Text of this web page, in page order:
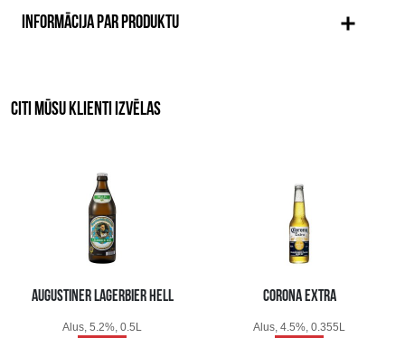
INFORMĀCIJA PAR PRODUKTU
CITI MŪSU KLIENTI IZVĒLAS
AUGUSTINER LAGERBIER HELL
Alus, 5.2%, 0.5L
CORONA EXTRA
Alus, 4.5%, 0.355L